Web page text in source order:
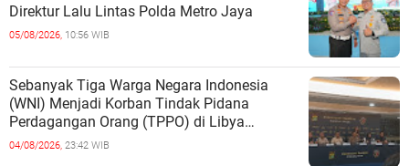
Direktur Lalu Lintas Polda Metro Jaya
05/08/2026, 10:56 WIB
Sebanyak Tiga Warga Negara Indonesia
(WNI) Menjadi Korban Tindak Pidana
Perdagangan Orang (TPPO) di Libya
Berhasil Dipulangkan Ke - Indonesia. Mereka
04/08/2026, 23:42 WIB